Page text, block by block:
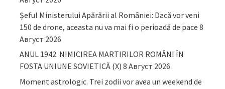
Șeful Ministerului Apărării al României: Dacă vor veni
150 de drone, aceasta nu va mai fi o perioadă de pace 8
Август 2026
ANUL 1942. NIMICIREA MARTIRILOR ROMÂNI ÎN
FOSTA UNIUNE SOVIETICĂ (X) 8 Август 2026
Moment astrologic. Trei zodii vor avea un weekend de